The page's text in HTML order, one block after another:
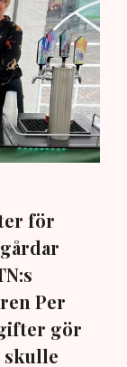
för
Per
gör
skulle